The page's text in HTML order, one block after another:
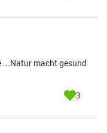
...Natur macht gesund
3